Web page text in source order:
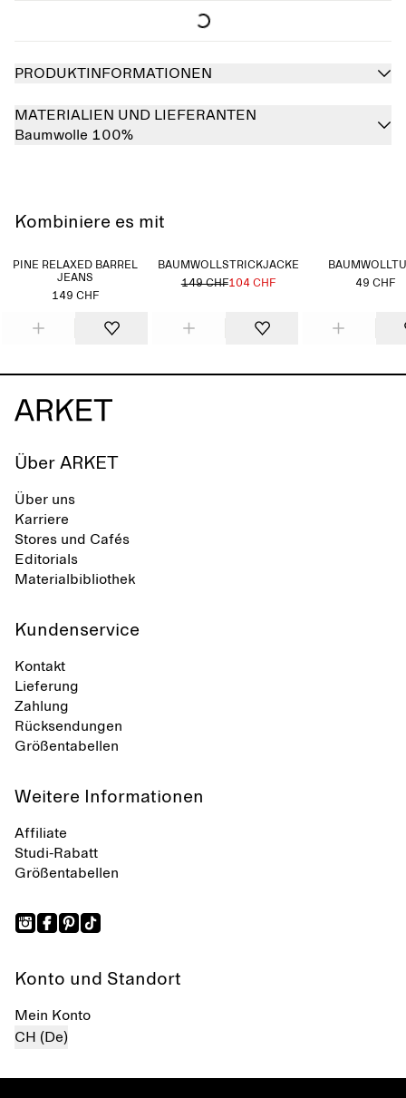
PRODUKTINFORMATIONEN
MATERIALIEN UND LIEFERANTEN
Baumwolle 100%
Kombiniere es mit
PINE RELAXED BARREL
JEANS
149 CHF
BAUMWOLLSTRICKJACKE
149 CHF104 CHF
49 CHF
Über ARKET
Über uns
Karriere
Stores und Cafés
Editorials
Materialbibliothek
Kundenservice
Kontakt
Lieferung
Zahlung
Rücksendungen
Größentabellen
Weitere Informationen
Affiliate
Studi-Rabatt
Größentabellen
Konto und Standort
Mein Konto
CH (De)